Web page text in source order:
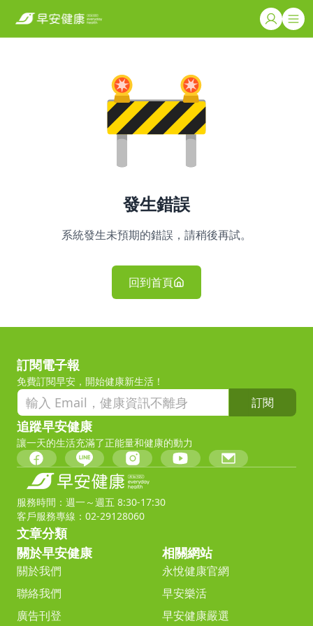
發生錯誤
系統發生未預期的錯誤，請稍後再試。
回到首頁
訂閱電子報
免費訂閱早安，開始健康新生活！
訂閱
追蹤早安健康
讓一天的生活充滿了正能量和健康的動力
服務時間：週一～週五 8:30-17:30
客戶服務專線：02-29128060
文章分類
關於早安健康
關於我們
聯絡我們
廣告刊登
相關網站
永悅健康官網
早安樂活
早安健康嚴選